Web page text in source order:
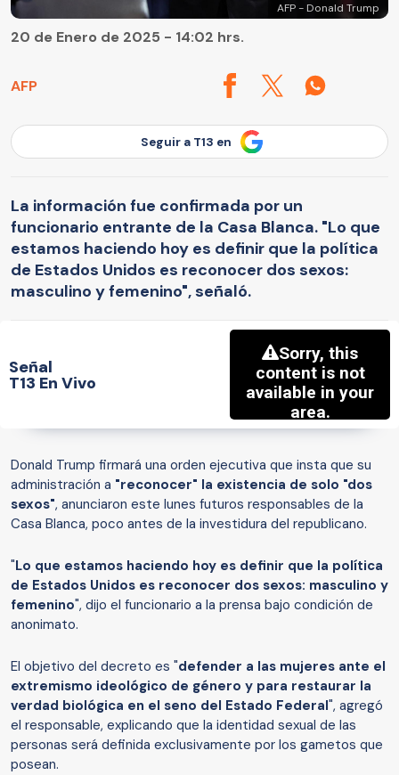
AFP - Donald Trump
AFP
20 de Enero de 2025 - 14:02 hrs.
Seguir a T13 en
La información fue confirmada por un
funcionario entrante de la Casa Blanca. "Lo que
estamos haciendo hoy es definir que la política
de Estados Unidos es reconocer dos sexos:
masculino y femenino", señaló.
Señal
T13 En Vivo
Donald Trump firmará una orden ejecutiva que insta que su
administración a "reconocer" la existencia de solo "dos
sexos", anunciaron este lunes futuros responsables de la
Casa Blanca, poco antes de la investidura del republicano.
"Lo que estamos haciendo hoy es definir que la política
de Estados Unidos es reconocer dos sexos: masculino y
femenino", dijo el funcionario a la prensa bajo condición de
anonimato.
El objetivo del decreto es "defender a las mujeres ante el
extremismo ideológico de género y para restaurar la
verdad biológica en el seno del Estado Federal", agregó
el responsable, explicando que la identidad sexual de las
personas será definida exclusivamente por los gametos que
posean.